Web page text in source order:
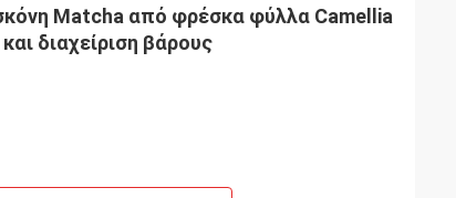
Matcha από φρέσκα φύλλα Camellia
διαχείριση βάρους